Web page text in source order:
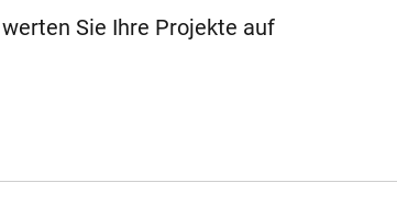
Sie Ihre Projekte auf